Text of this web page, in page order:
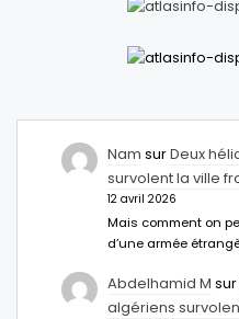
Nam surDeux
survolent la ville
12 avril 2026
Mais comment on
d’une armée
Abdelhamid M
algériens